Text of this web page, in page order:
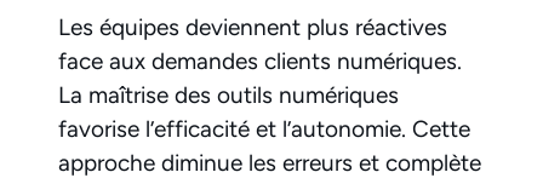
Les équipes deviennent plus réactives
face aux demandes clients numériques.
La maîtrise des outils numériques
favorise l’efficacité et l’autonomie. Cette
approche diminue les erreurs et complète